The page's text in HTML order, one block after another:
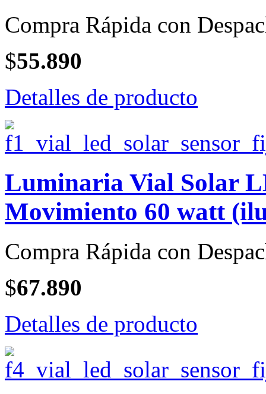
Compra Rápida con
$55.890
Detalles de producto
Luminaria Vial Solar
Movimiento 60 watt
Compra Rápida con
$67.890
Detalles de producto